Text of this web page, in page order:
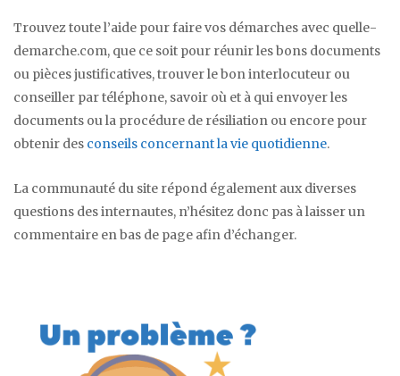
Trouvez toute l’aide pour faire vos démarches avec quelle-
demarche.com, que ce soit pour réunir les bons documents
ou pièces justificatives, trouver le bon interlocuteur ou
conseiller par téléphone, savoir où et à qui envoyer les
documents ou la procédure de résiliation ou encore pour
obtenir des conseils concernant la vie quotidienne.
La communauté du site répond également aux diverses
questions des internautes, n’hésitez donc pas à laisser un
commentaire en bas de page afin d’échanger.